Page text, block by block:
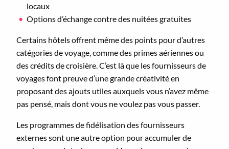
locaux
Options d’échange contre des nuitées gratuites
Certains hôtels offrent même des points pour d’autres
catégories de voyage, comme des primes aériennes ou
des crédits de croisière. C’est là que les fournisseurs de
voyages font preuve d’une grande créativité en
proposant des ajouts utiles auxquels vous n’avez même
pas pensé, mais dont vous ne voulez pas vous passer.
Les programmes de fidélisation des fournisseurs
externes sont une autre option pour accumuler de